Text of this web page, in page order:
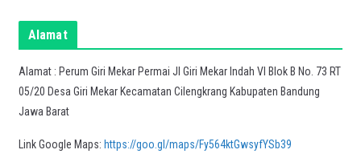
Alamat
Alamat : Perum Giri Mekar Permai Jl Giri Mekar Indah VI Blok B No. 73 RT
05/20 Desa Giri Mekar Kecamatan Cilengkrang Kabupaten Bandung
Jawa Barat
Link Google Maps: https://goo.gl/maps/Fy564ktGwsyfYSb39